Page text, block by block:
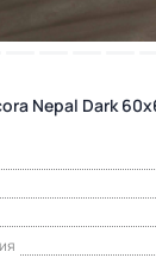
Nepal Dark